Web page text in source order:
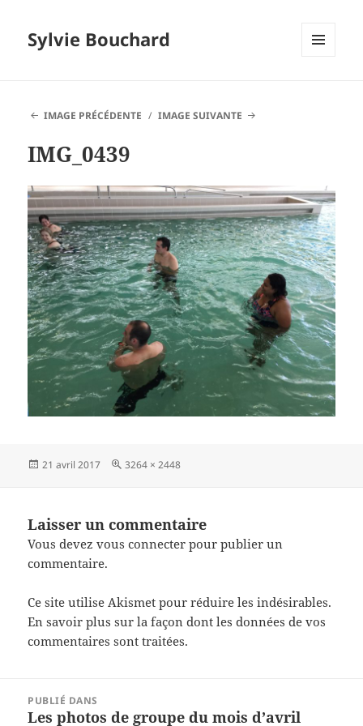
Sylvie Bouchard
IMAGE PRÉCÉDENTE
IMAGE SUIVANTE
IMG_0439
Publié
21 avril 2017
Taille
3264 × 2448
Laisser un commentaire
Vous devezvous connecter pour publier un
commentaire.
Ce site utilise Akismet pour réduire les indésirables.
En savoir plus sur la façon dont les données de vos
commentaires sont traitées.
PUBLIÉ DANS
Les photos de groupe du mois d’avril